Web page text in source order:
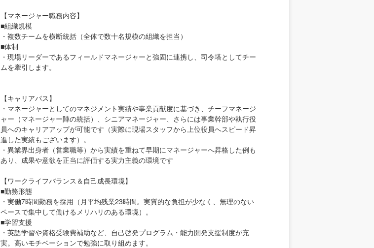
【マネージャー職務内容】
■組織規模
・複数チームを横断統括（全体で数十名規模の組織を担当）
■体制
・現場リーダーであるフィールドマネージャーと強固に連携し、司令塔としてチー
ムを牽引します。
【キャリアパス】
・マネージャーとしてのマネジメント実績や事業貢献度に基づき、チーフマネージ
ャー（マネージャー陣の統括）、シニアマネージャー、さらには事業幹部や執行役
員へのキャリアアップが可能です（実際に現場スタッフから上位役員へスピード昇
進した実績もございます）。
・異業界出身者（営業職等）から実績を重ねて早期にマネージャーへ昇格した例も
あり、成果や意欲を正当に評価する実力主義の環境です
【ワークライフバランス＆自己成長環境】
■勤務形態
・実働7時間勤務を採用（月平均残業23時間。実質的な負担が少なく、無理のない
ペースで集中して働けるメリハリのある環境）。
■学習支援
・英語学習や資格受験費補助など、自己啓発プログラム・能力開発支援制度が充
実。高いモチベーションで勉強に取り組めます。